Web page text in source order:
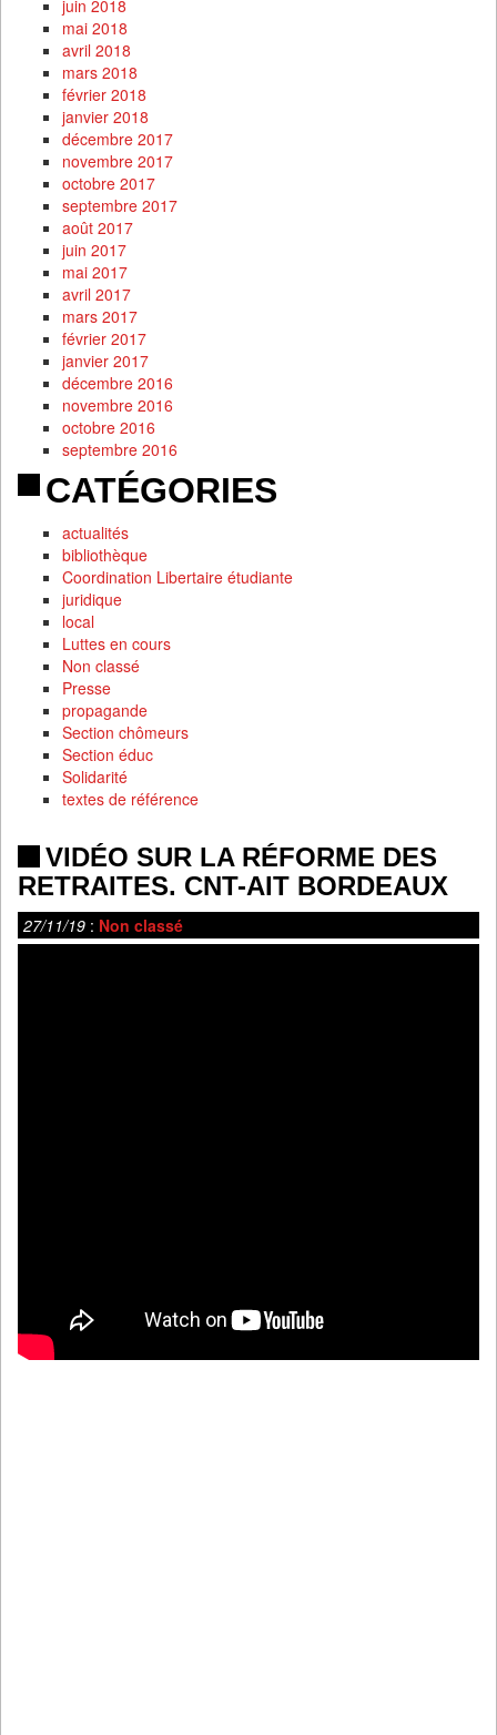
juin 2018
mai 2018
avril 2018
mars 2018
février 2018
janvier 2018
décembre 2017
novembre 2017
octobre 2017
septembre 2017
août 2017
juin 2017
mai 2017
avril 2017
mars 2017
février 2017
janvier 2017
décembre 2016
novembre 2016
octobre 2016
septembre 2016
CATÉGORIES
actualités
bibliothèque
Coordination Libertaire étudiante
juridique
local
Luttes en cours
Non classé
Presse
propagande
Section chômeurs
Section éduc
Solidarité
textes de référence
VIDÉO SUR LA RÉFORME DES
RETRAITES. CNT-AIT BORDEAUX
27/11/19 : Non classé